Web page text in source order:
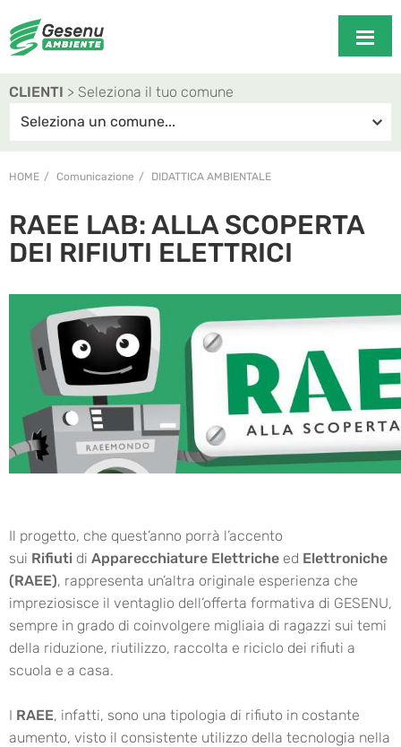
CLIENTI > Seleziona il tuo comune
HOME Comunicazione DIDATTICA AMBIENTALE
RAEE LAB: ALLA SCOPERTA
DEI RIFIUTI ELETTRICI
Il progetto, che quest’anno porrà l’accento
sui Rifiuti di Apparecchiature Elettriche ed Elettroniche
(RAEE), rappresenta un’altra originale esperienza che
impreziosisce il ventaglio dell’offerta formativa di GESENU,
sempre in grado di coinvolgere migliaia di ragazzi sui temi
della riduzione, riutilizzo, raccolta e riciclo dei rifiuti a
scuola e a casa.
I RAEE, infatti, sono una tipologia di rifiuto in costante
aumento, visto il consistente utilizzo della tecnologia nella